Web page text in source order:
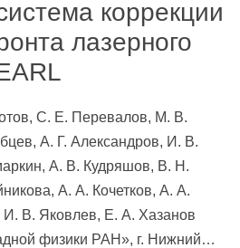
коррекции
лазерного
С. Е. Перевалов, М. В.
А. Г. Александров, И. В.
А. В. Кудряшов, В. Н.
А. А. Кочетков, А. А.
В. Яковлев, Е. А. Хазанов
физики РАН», г. Нижний…